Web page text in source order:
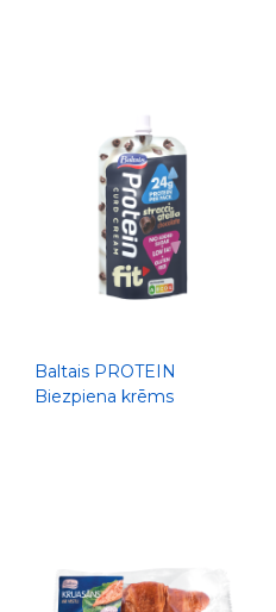
Baltais PROTEIN
Biezpiena krēms